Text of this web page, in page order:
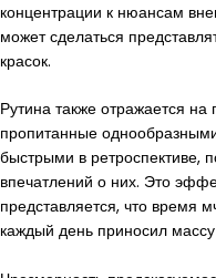
концентрации к нюансам
может сделаться
красок.
Рутина также отражается
пропитанные
быстрыми в ретроспективе,
впечатлений о них. Это
представляется, что время
каждый день приносил